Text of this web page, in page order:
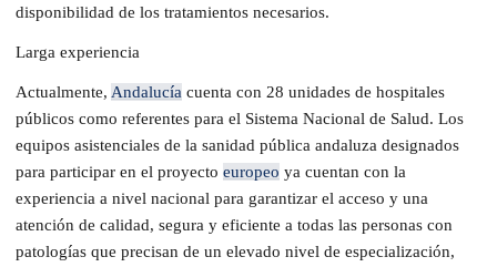
disponibilidad de los tratamientos necesarios.
Larga experiencia
Actualmente, Andalucía cuenta con 28 unidades de hospitales
públicos como referentes para el Sistema Nacional de Salud. Los
equipos asistenciales de la sanidad pública andaluza designados
para participar en el proyecto europeo ya cuentan con la
experiencia a nivel nacional para garantizar el acceso y una
atención de calidad, segura y eficiente a todas las personas con
patologías que precisan de un elevado nivel de especialización,